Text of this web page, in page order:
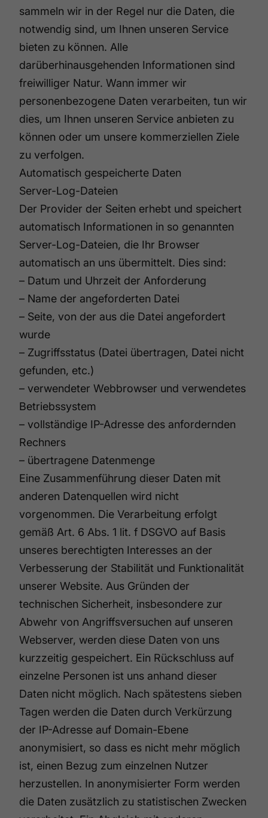
sammeln wir in der Regel nur die Daten, die
notwendig sind, um Ihnen unseren Service
bieten zu können. Alle
darüberhinausgehenden Informationen sind
freiwilliger Natur. Wann immer wir
personenbezogene Daten verarbeiten, tun wir
dies, um Ihnen unseren Service anbieten zu
können oder um unsere kommerziellen Ziele
zu verfolgen.
Automatisch gespeicherte Daten
Server-Log-Dateien
Der Provider der Seiten erhebt und speichert
automatisch Informationen in so genannten
Server-Log-Dateien, die Ihr Browser
automatisch an uns übermittelt. Dies sind:
– Datum und Uhrzeit der Anforderung
– Name der angeforderten Datei
– Seite, von der aus die Datei angefordert
wurde
– Zugriffsstatus (Datei übertragen, Datei nicht
gefunden, etc.)
– verwendeter Webbrowser und verwendetes
Betriebssystem
– vollständige IP-Adresse des anfordernden
Rechners
– übertragene Datenmenge
Eine Zusammenführung dieser Daten mit
anderen Datenquellen wird nicht
vorgenommen. Die Verarbeitung erfolgt
gemäß Art. 6 Abs. 1 lit. f DSGVO auf Basis
unseres berechtigten Interesses an der
Verbesserung der Stabilität und Funktionalität
unserer Website. Aus Gründen der
technischen Sicherheit, insbesondere zur
Abwehr von Angriffsversuchen auf unseren
Webserver, werden diese Daten von uns
kurzzeitig gespeichert. Ein Rückschluss auf
einzelne Personen ist uns anhand dieser
Daten nicht möglich. Nach spätestens sieben
Tagen werden die Daten durch Verkürzung
der IP-Adresse auf Domain-Ebene
anonymisiert, so dass es nicht mehr möglich
ist, einen Bezug zum einzelnen Nutzer
herzustellen. In anonymisierter Form werden
die Daten zusätzlich zu statistischen Zwecken